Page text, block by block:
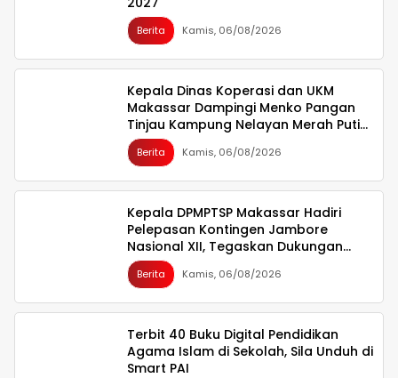
Berita Kamis, 06/08/2026
Kepala Dinas Koperasi dan UKM
Makassar Dampingi Menko Pangan
Tinjau Kampung Nelayan Merah Putih
Untia
Berita Kamis, 06/08/2026
Kepala DPMPTSP Makassar Hadiri
Pelepasan Kontingen Jambore
Nasional XII, Tegaskan Dukungan
bagi Pembinaan Generasi Muda
Berita Kamis, 06/08/2026
Terbit 40 Buku Digital Pendidikan
Agama Islam di Sekolah, Sila Unduh di
Smart PAI